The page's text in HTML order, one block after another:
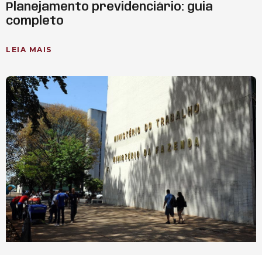
Planejamento previdenciário: guia
completo
LEIA MAIS